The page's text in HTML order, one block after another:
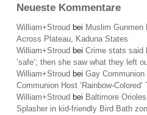
Neueste Kommentare
William+Stroud bei Muslim
Across Plateau, Kaduna States
William+Stroud bei Crime stats said
’safe‘; then she saw what they left
William+Stroud bei Gay
Communion Host ‘Rainbow-
William+Stroud bei Baltimore
Splasher in kid-friendly Bird Bath